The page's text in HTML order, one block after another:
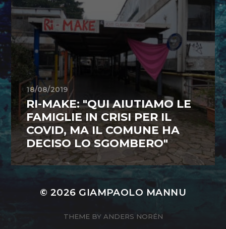
18/08/2019
RI-MAKE: "QUI AIUTIAMO LE
FAMIGLIE IN CRISI PER IL
COVID, MA IL COMUNE HA
DECISO LO SGOMBERO"
© 2026 GIAMPAOLO MANNU
THEME BY ANDERS NORÉN